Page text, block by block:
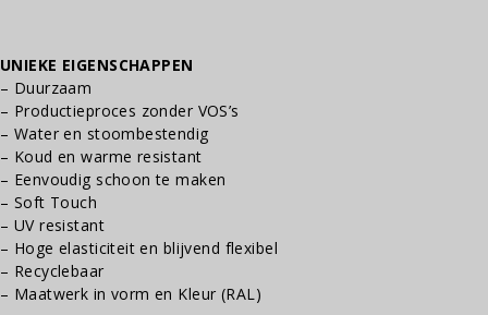
UNIEKE EIGENSCHAPPEN
– Duurzaam
– Productieproces zonder VOS’s
– Water en stoombestendig
– Koud en warme resistant
– Eenvoudig schoon te maken
– Soft Touch
– UV resistant
– Hoge elasticiteit en blijvend flexibel
– Recyclebaar
– Maatwerk in vorm en Kleur (RAL)